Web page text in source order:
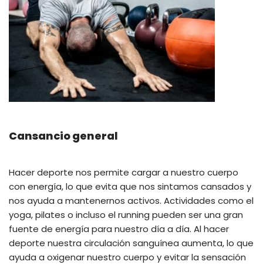
Cansancio general
Hacer deporte nos permite cargar a nuestro cuerpo
con energía, lo que evita que nos sintamos cansados y
nos ayuda a mantenernos activos. Actividades como el
yoga, pilates o incluso el running pueden ser una gran
fuente de energía para nuestro día a día. Al hacer
deporte nuestra circulación sanguínea aumenta, lo que
ayuda a oxigenar nuestro cuerpo y evitar la sensación